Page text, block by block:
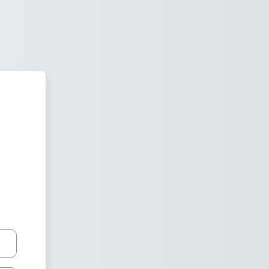
de Medicina UNAM